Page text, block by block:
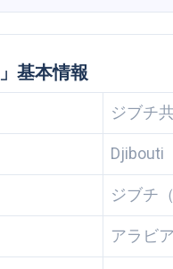
」基本情報
ジブチ
Djibouti
ジブチ
アラビ